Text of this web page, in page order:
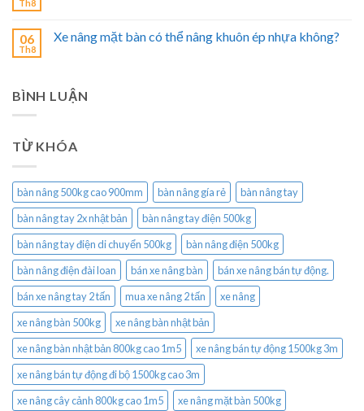
Th8
06
Th8
Xe nâng mặt bàn có thể nâng khuôn ép nhựa không?
BÌNH LUẬN
TỪ KHÓA
bàn nâng 500kg cao 900mm bàn nâng gía rẻ
bàn nâng tay
bàn nâng tay 2x nhật bản
bàn nâng tay điện 500kg
bàn nâng tay điện di chuyển 500kg
bàn nâng điện 500kg
bàn nâng điện đài loan
bán xe nâng bàn
bán xe nâng bán tự động.
bán xe nâng tay 2 tấn
mua xe nâng 2 tấn
xe nâng
xe nâng bàn 500kg
xe nâng bàn nhật bản
xe nâng bàn nhật bản 800kg cao 1m5
xe nâng bán tự động 1500kg 3m
xe nâng bán tự động đi bộ 1500kg cao 3m
xe nâng cây cảnh 800kg cao 1m5
xe nâng mặt bàn 500kg